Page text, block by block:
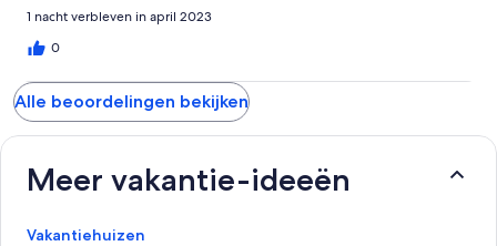
1 nacht verbleven in april 2023
0
Alle beoordelingen bekijken
Meer vakantie-ideeën
Vakantiehuizen